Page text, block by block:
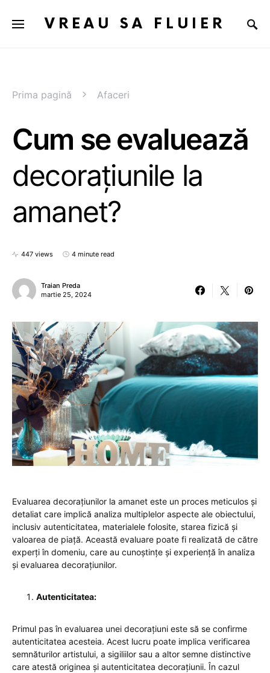
VREAU SA FLUIER
Prima pagină Afaceri
Cum se evaluează
decorațiunile la
amanet?
447 views 4 minute read
Traian Preda
martie 25, 2024
Evaluarea decorațiunilor la amanet este un proces meticulos și
detaliat care implică analiza multiplelor aspecte ale obiectului,
inclusiv autenticitatea, materialele folosite, starea fizică și
valoarea de piață. Această evaluare poate fi realizată de către
experți în domeniu, care au cunoștințe și experiență în analiza
și evaluarea decorațiunilor.
Autenticitatea:
Primul pas în evaluarea unei decorațiuni este să se confirme
autenticitatea acesteia. Acest lucru poate implica verificarea
semnăturilor artistului, a sigiliilor sau a altor semne distinctive
care atestă originea și autenticitatea decorațiunii. În cazul